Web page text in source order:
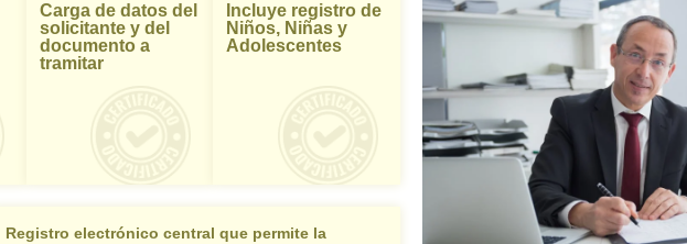
Carga de datos del
solicitante y del
documento a
tramitar
Incluye registro de
Niños, Niñas y
Adolescentes
Registro electrónico central que permite la